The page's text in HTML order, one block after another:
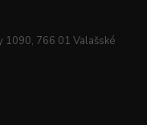
1090, 766 01 Valašské